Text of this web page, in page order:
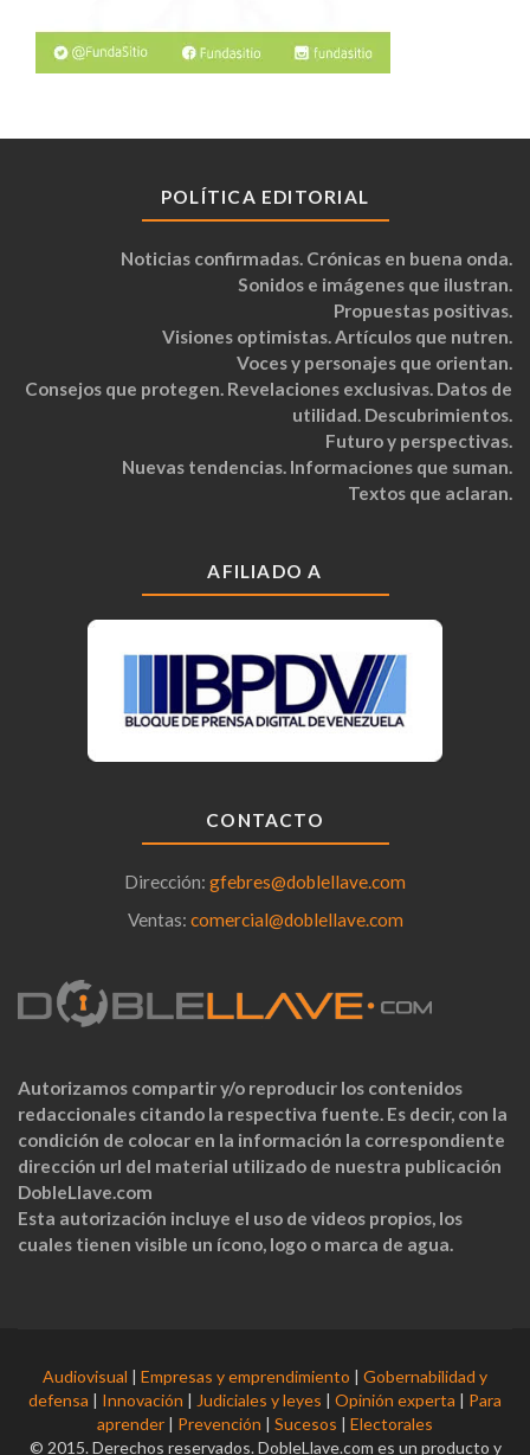
POLÍTICA EDITORIAL
Noticias confirmadas. Crónicas en buena onda.
Sonidos e imágenes que ilustran.
Propuestas positivas.
Visiones optimistas. Artículos que nutren.
Voces y personajes que orientan.
Consejos que protegen. Revelaciones exclusivas. Datos de
utilidad. Descubrimientos.
Futuro y perspectivas.
Nuevas tendencias. Informaciones que suman.
Textos que aclaran.
AFILIADO A
CONTACTO
Dirección: gfebres@doblellave.com
Ventas: comercial@doblellave.com
Autorizamos compartir y/o reproducir los contenidos
redaccionales citando la respectiva fuente. Es decir, con la
condición de colocar en la información la correspondiente
dirección url del material utilizado de nuestra publicación
DobleLlave.com
Esta autorización incluye el uso de videos propios, los
cuales tienen visible un ícono, logo o marca de agua.
Audiovisual | Empresas y emprendimiento | Gobernabilidad y
defensa | Innovación | Judiciales y leyes | Opinión experta | Para
aprender | Prevención | Sucesos | Electorales
© 2015. Derechos reservados. DobleLlave.com es un producto y